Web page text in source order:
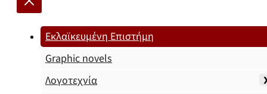
Εκλαϊκευμένη Επιστήμη
Graphic novels
Λογοτεχνία